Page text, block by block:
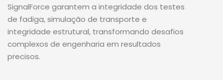
SignalForce garantem a integridade dos testes
de fadiga, simulação de transporte e
integridade estrutural, transformando desafios
complexos de engenharia em resultados
precisos.